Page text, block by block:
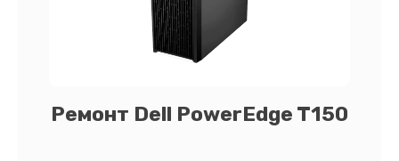
Ремонт Dell PowerEdge T150